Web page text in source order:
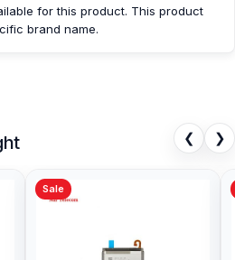
for this product. This product
brand name.
❮ ❯
Sale